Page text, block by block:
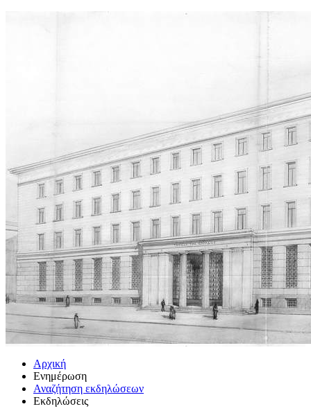
Αρχική
Ενημέρωση
Αναζήτηση εκδηλώσεων
Εκδηλώσεις